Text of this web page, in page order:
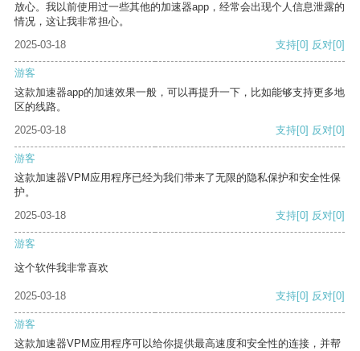
放心。我以前使用过一些其他的加速器app，经常会出现个人信息泄露的
情况，这让我非常担心。
2025-03-18
支持[0] 反对[0]
游客
这款加速器app的加速效果一般，可以再提升一下，比如能够支持更多地
区的线路。
2025-03-18
支持[0] 反对[0]
游客
这款加速器VPM应用程序已经为我们带来了无限的隐私保护和安全性保
护。
2025-03-18
支持[0] 反对[0]
游客
这个软件我非常喜欢
2025-03-18 支持[0] 反对[0]
游客
这款加速器VPM应用程序可以给你提供最高速度和安全性的连接，并帮